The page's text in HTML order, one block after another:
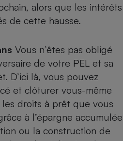
alors que les intérêts
de cette hausse.
Vous n’êtes pas obligé
de votre PEL et sa
D’ici là, vous pouvez
et clôturer vous-même
droits à prêt que vous
à l’épargne accumulée
ou la construction de